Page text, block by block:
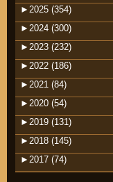
► 2025 (354)
► 2024 (300)
► 2023 (232)
► 2022 (186)
► 2021 (84)
► 2020 (54)
► 2019 (131)
► 2018 (145)
► 2017 (74)